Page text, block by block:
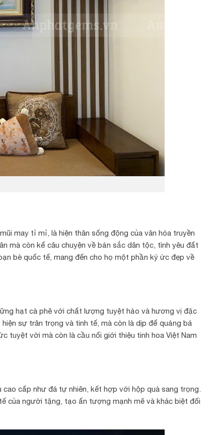
may tỉ mỉ, là hiện thân sống động của văn hóa truyền
mà còn kể câu chuyện về bản sắc dân tộc, tình yêu đất
bè quốc tế, mang đến cho họ một phần ký ức đẹp về
hạt cà phê với chất lượng tuyệt hảo và hương vị đặc
sự trân trọng và tinh tế, mà còn là dịp để quảng bá
tuyệt vời mà còn là cầu nối giới thiệu tinh hoa Việt Nam
cấp như đá tự nhiên, kết hợp với hộp quà sang trọng.
của người tặng, tạo ấn tượng mạnh mẽ và khác biệt đối